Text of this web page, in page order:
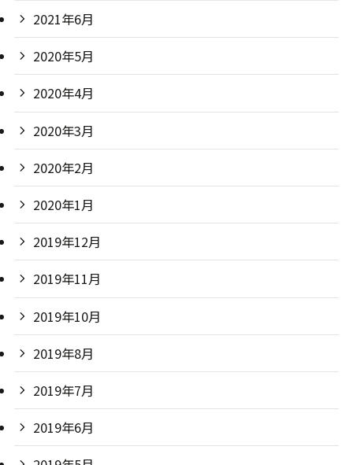
2021年6月
2020年5月
2020年4月
2020年3月
2020年2月
2020年1月
2019年12月
2019年11月
2019年10月
2019年8月
2019年7月
2019年6月